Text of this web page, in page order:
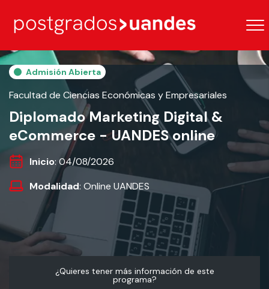
Admisión Abierta
Facultad de Ciencias Económicas y Empresariales
Diplomado Marketing Digital &
eCommerce - UANDES online
Inicio: 04/08/2026
Modalidad: Online UANDES
¿Quieres tener más información de este
programa?